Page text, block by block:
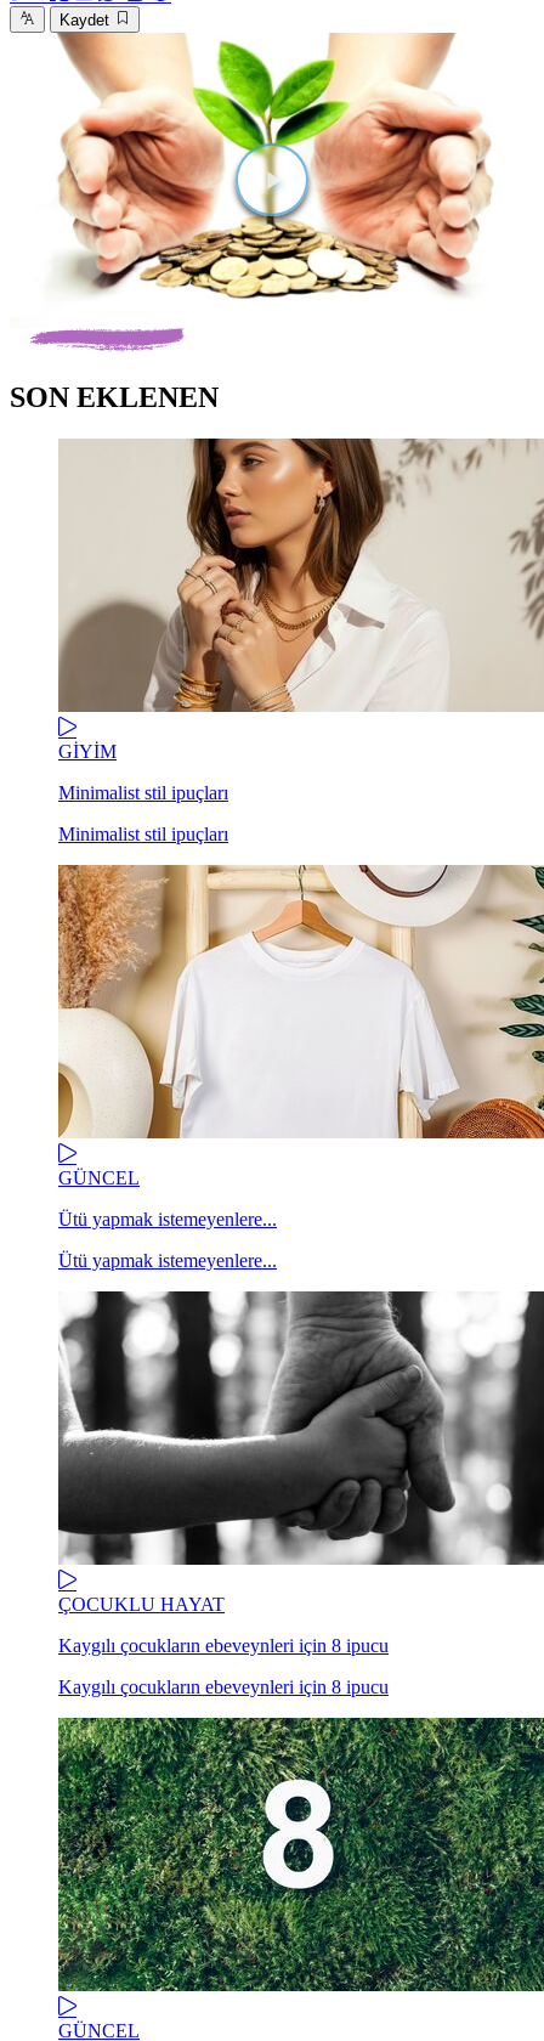
Kaydet
Videoyu
Oynat
SON EKLENEN
GİYİM
Minimalist stil ipuçları
Minimalist stil ipuçları
GÜNCEL
Ütü yapmak istemeyenlere...
Ütü yapmak istemeyenlere...
ÇOCUKLU HAYAT
Kaygılı çocukların ebeveynleri için 8 ipucu
Kaygılı çocukların ebeveynleri için 8 ipucu
GÜNCEL